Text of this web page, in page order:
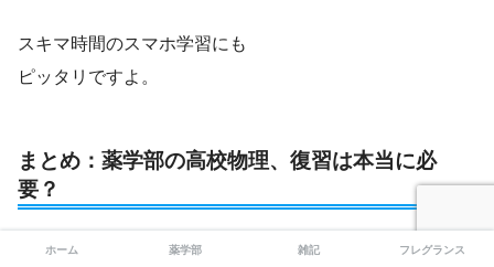
スキマ時間のスマホ学習にも
ピッタリですよ。
まとめ：薬学部の高校物理、復習は本当に必
要？
薬学部で必要な物理の知識は
ホーム 薬学部 雑記 フレグランス